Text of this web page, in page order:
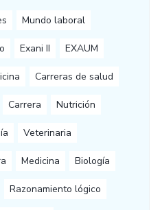
Mundo laboral
Exani II EXAUM
Carreras de salud
Carrera Nutrición
Veterinaria
Medicina Biología
Razonamiento lógico